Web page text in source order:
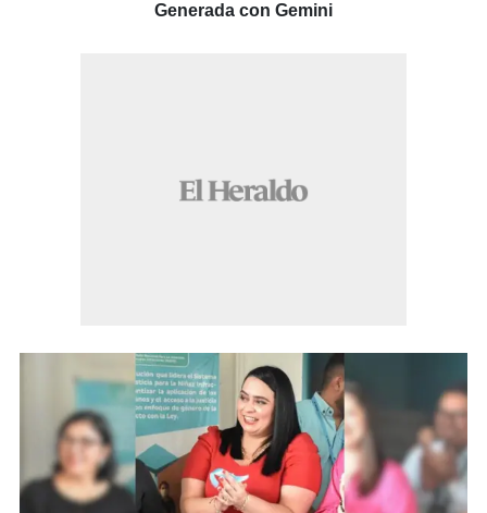
Generada con Gemini